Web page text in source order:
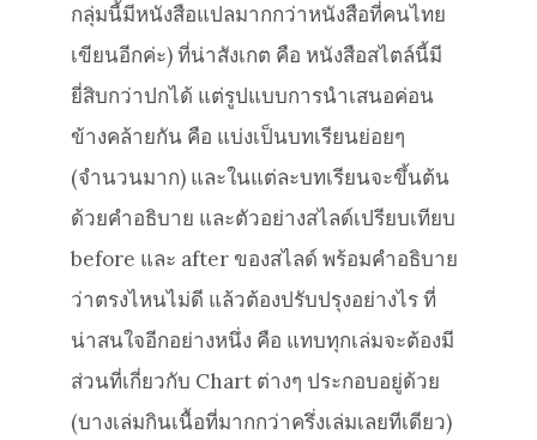
กลุ่มนี้มีหนังสือแปลมากกว่าหนังสือที่คนไทย
เขียนอีกค่ะ) ที่น่าสังเกต คือ หนังสือสไตล์นี้มี
ยี่สิบกว่าปกได้ แต่รูปแบบการนำเสนอค่อน
ข้างคล้ายกัน คือ แบ่งเป็นบทเรียนย่อยๆ
(จำนวนมาก) และในแต่ละบทเรียนจะขึ้นต้น
ด้วยคำอธิบาย และตัวอย่างสไลด์เปรียบเทียบ
before และ after ของสไลด์ พร้อมคำอธิบาย
ว่าตรงไหนไม่ดี แล้วต้องปรับปรุงอย่างไร ที่
น่าสนใจอีกอย่างหนึ่ง คือ แทบทุกเล่มจะต้องมี
ส่วนที่เกี่ยวกับ Chart ต่างๆ ประกอบอยู่ด้วย
(บางเล่มกินเนื้อที่มากกว่าครึ่งเล่มเลยทีเดียว)